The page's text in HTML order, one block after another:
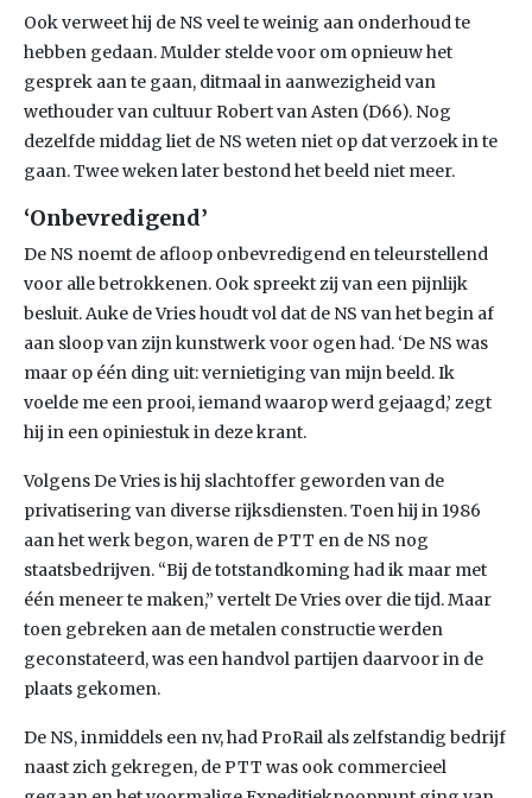
Ook verweet hij de NS veel te weinig aan onderhoud te
hebben gedaan. Mulder stelde voor om opnieuw het
gesprek aan te gaan, ditmaal in aanwezigheid van
wethouder van cultuur Robert van Asten (D66). Nog
dezelfde middag liet de NS weten niet op dat verzoek in te
gaan. Twee weken later bestond het beeld niet meer.
‘Onbevredigend’
De NS noemt de afloop onbevredigend en teleurstellend
voor alle betrokkenen. Ook spreekt zij van een pijnlijk
besluit. Auke de Vries houdt vol dat de NS van het begin af
aan sloop van zijn kunstwerk voor ogen had. ‘De NS was
maar op één ding uit: vernietiging van mijn beeld. Ik
voelde me een prooi, iemand waarop werd gejaagd,’ zegt
hij in een opiniestuk in deze krant.
Volgens De Vries is hij slachtoffer geworden van de
privatisering van diverse rijksdiensten. Toen hij in 1986
aan het werk begon, waren de PTT en de NS nog
staatsbedrijven. “Bij de totstandkoming had ik maar met
één meneer te maken,” vertelt De Vries over die tijd. Maar
toen gebreken aan de metalen constructie werden
geconstateerd, was een handvol partijen daarvoor in de
plaats gekomen.
De NS, inmiddels een nv, had ProRail als zelfstandig bedrijf
naast zich gekregen, de PTT was ook commercieel